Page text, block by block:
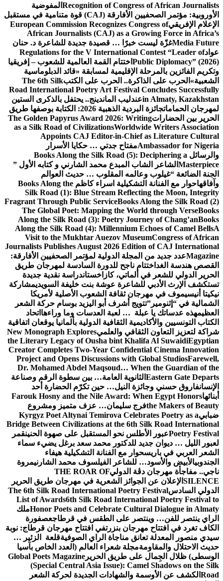
Recognition of Congress of African Journalists المفوضية
الأوروبية: مؤتمر الصحفيين الأفارقة (CAJ) قوة متنامية في مستقبل
الإعلام الإفريقيEuropean Commission Recognizes Congress of
African Journalists (CAJ) as a Growing Force in Africa’s
Media Futureغزّة ليست خبرًا … قصيدة جديدة للشاعرة د. حنان
عوادRegulations for the V International Contest “Leader of
Public Diplomacy” (2026) اختتام القمة العالمية للشعوب – إفريقيا
وتكريم الفائزين بالمرحلة الإقليمية لمسابقة «قائد الدبلوماسية
الشعبية» الحرب على الذاكرة.. الحرب على الكتبThe 6th Silk
Road International Poetry Art Festival Concludes Successfully
in Almaty, Kazakhstanعندليب الماندينج.. يحتفل بالذكرى الستين
لمهرجان الحمامات
جائزة البردية الذهبية 2026: الكتابة بوصفها طريق
الحرير بين الحضاراتThe Golden Papyrus Award 2026: Writing
as a Silk Road of CivilizationsWorldwide Writers Association
Appoints CAJ Editor-in-Chief as Literature Cultural
Ambassador for Nigeriaمفتاح جدتي … حكايا الأسرار
والرسائل Books Along the Silk Road (5): Deciphering a
Masterpiece الشاعر الشاب المبدع محمد الشارني و كتابه الأول ”
الجنة الضائعة “غيلوب وعالمه المقلوب … حديث العوالم
وآفاقهاحوار مع الفنانة التشكيلية اسراء كاظم Books Along the
Silk Road (1): Blue Stream Reflecting the Moon, Integrity
Fragrant Through Public ServiceBooks Along the Silk Road (2)
The Global Poet: Mapping the World through VerseBooks
Along the Silk Road (3): Poetry Journey of Chang’anBooks
Along the Silk Road (4): Millennium Echoes of Camel BellsA
Visit to the Mukhtar Auezov MuseumCongress of African
Journalists Publishes August 2026 Edition of CAJ International
Magazineعدد جديد من المجلة الدولية لمؤتمر الصحفيين الأفارقة:
القصص هندسة الغد اختتام ناجح للدورة السادسة لمهرجان طريق
الحرير الدولي للشعر في ألماتي، كازاخستاندراسة نقدية جديدة
تستكشف الإرث الأدبي للشاعرة عوشة بنت خليفة السويديمشاركة
نيكيتا أنيسيموف في مهرجان ثقافة الشعوب الأصلية لأمريكا
الشمالية في “إثنومير”تتويج أشرف أبو اليزيد بوسام حركة الشعر
العظيمهذه عدساتك يا عبلة … لعبة العدسات وما وراءها اتحاد
الكتاب التونسيين والأكاديمية الثقافية الدولية بألمانيا يوقعان اتفاقية
شراكة لتعزيز التعاون الثقافي والعلميNew Monograph Explores
the Literary Legacy of Ousha bint Khalifa Al SuwaidiEgyptian
Creator Completes Two-Year Confidential Cinema Innovation
Project and Opens Discussions with Global StudiosFarewell,
Dr. Mohamed Abdel Maqsoud… When the Guardian of the
Eastern Gate Departs الثانوية العامة… بين سطوة الرقم وصناعة
الإنسانفاروق حسني وجائزة النيل… حين تكرّم الحضارة أحد
أبنائهاFarouk Hosny and the Nile Award: When Egypt Honors
the Makers of Beautyفرج سليمان… عزف متميز ومشروع
ضبابيKyrgyz Poet Altynai Temirova Celebrates Poetry as a
Bridge Between Civilizations at the 6th Silk Road International
Poetry Festivalعبور الأطلس نحو المستقبل على صهوة الحنينقمر
لعبور الليل … ديوان جديد للدكتور محمد سعد برغل يضيء سماء
الشعر العربي في باريسحوار مع الفنانة التشكيلية هيفاء
الجندوبيالأبيض والأسود… للشاعر الفيلسوف محمد الشارنيمروة
ناجي.. مفاجأة مهرجان دڨة الدوليTHE ROAR OF
SILENCE الإعلان عن الجوائز الشعرية في مهرجان طريق الحرير
الدولي السادسThe 6th Silk Road International Poetry Festival
List of Awards6th Silk Road International Poetry Festival to
Honor Poets and Celebrate Cultural Dialogue in Almatyملك
الراي ينتصر للفن… وينتصر على الطقس في قرطاجعصفورة
الكاف تغرد في افتتاح مهرجان بنزرتفي افتتاح مهرجان قرطاج: نوبة
سيدي منصور المعدلة تعانق مناجاة الراي الصوفيةقلعة الزئير …
حديث الاحتلال والمقاومةمجلة شعراء العالم (العدد الخاص بآسيا
الوسطى) ظلال الجِمال على طريق الحرير Global Poets Magazine
(Special Central Asia Issue): Camel Shadows on the Silk
Road الكشف عن الأوسمة والشهادات الجديدة لحركة الشعر